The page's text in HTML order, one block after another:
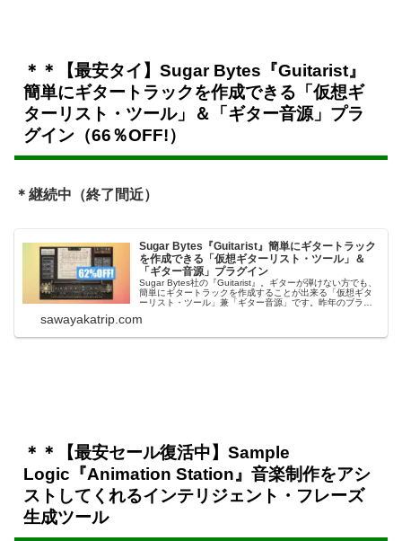
＊＊【最安タイ】Sugar Bytes『Guitarist』
簡単にギタートラックを作成できる「仮想ギ
ターリスト・ツール」＆「ギター音源」プラ
グイン（66％OFF!）
＊継続中（終了間近）
Sugar Bytes『Guitarist』簡単にギタートラック
を作成できる「仮想ギターリスト・ツール」＆
「ギター音源」プラグイン
Sugar Bytes社の『Guitarist』。ギターが弾けない方でも、
簡単にギタートラックを作成することが出来る「仮想ギタ
ーリスト・ツール」兼「ギター音源」です。昨年のブラッ
ーセールSugar Bytes セール総合ページ＊セール終...
sawayakatrip.com
＊＊【最安セール復活中】Sample
Logic『Animation Station』音楽制作をアシ
ストしてくれるインテリジェント・フレーズ
生成ツール